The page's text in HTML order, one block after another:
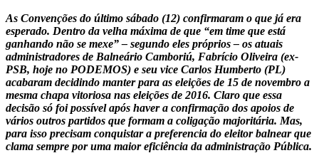
As Convenções do último sábado (12) confirmaram o que já era
esperado. Dentro da velha máxima de que “em time que está
ganhando não se mexe” – segundo eles próprios – os atuais
administradores de Balneário Camboriú, Fabrício Oliveira (ex-
PSB, hoje no PODEMOS) e seu vice Carlos Humberto (PL)
acabaram decidindo manter para as eleições de 15 de novembro a
mesma chapa vitoriosa nas eleições de 2016. Claro que essa
decisão só foi possível após haver a confirmação dos apoios de
vários outros partidos que formam a coligação majoritária. Mas,
para isso precisam conquistar a preferencia do eleitor balnear que
clama sempre por uma maior eficiência da administração Pública.